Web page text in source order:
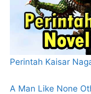
Perintah Kaisar
A Man Like None